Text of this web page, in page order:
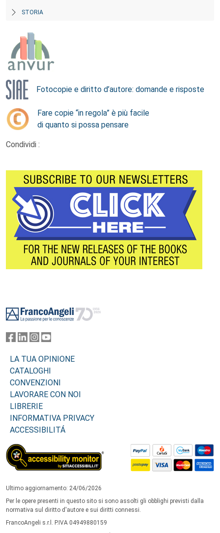
STORIA
Fotocopie e diritto d’autore: domande e risposte
Fare copie “in regola” è più facile
di quanto si possa pensare
Condividi :
LA TUA OPINIONE
CATALOGHI
CONVENZIONI
LAVORARE CON NOI
LIBRERIE
INFORMATIVA PRIVACY
ACCESSIBILITÁ
Ultimo aggiornamento: 24/06/2026
Per le opere presenti in questo sito si sono assolti gli obblighi previsti dalla
normativa sul diritto d'autore e sui diritti connessi.
FrancoAngeli s.r.l. P.IVA 04949880159